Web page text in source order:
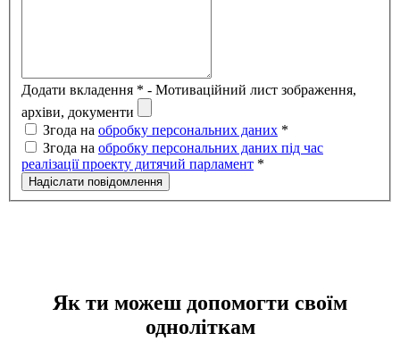
Додати вкладення * - Мотиваційний лист зображення,
архіви, документи
Згода на обробку персональних даних *
Згода на обробку персональних даних під час
реалізації проекту дитячий парламент *
Надіслати повідомлення
Як ти можеш допомогти своїм
одноліткам